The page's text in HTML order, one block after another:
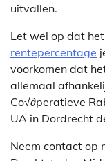
uitvallen.
Let wel op dat
rentepercentage
voorkomen dat
allemaal
Co√∂peratieve
UA in Dordrecht
Neem contact op